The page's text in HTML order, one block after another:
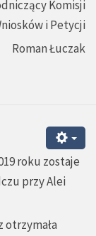
Komisji
i Petycji
Roman Łuczak
roku zostaje
przy Alei
otrzymała